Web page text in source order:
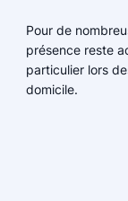
Pour de
présence reste
particulier lors
domicile.